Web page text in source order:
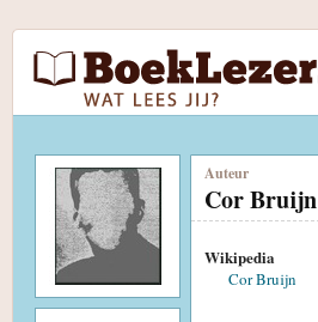
Auteur
Cor Bruijn
Wikipedia
Cor Bruijn